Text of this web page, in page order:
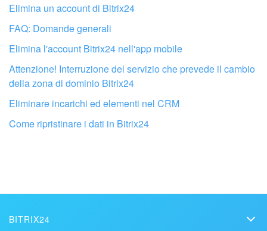
Fai configurare il tuo Bitrix24 a un
Elimina un account di Bitrix24
FAQ: Domande generali
Elimina l'account Bitrix24 nell'app mobile
Attenzione! Interruzione del servizio che prevede il cambio
della zona di dominio Bitrix24
Eliminare incarichi ed elementi nel CRM
Come ripristinare i dati in Bitrix24
BITRIX24